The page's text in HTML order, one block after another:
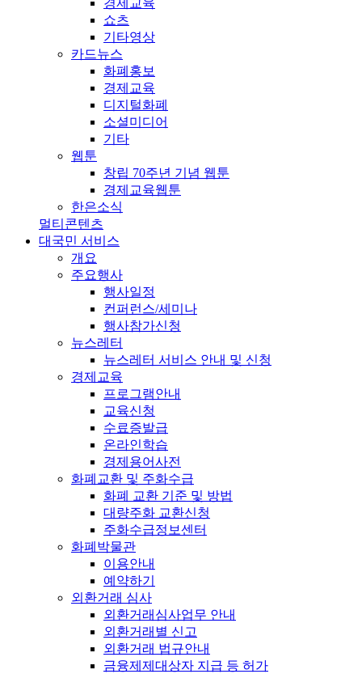
쇼츠
기타영상
카드뉴스
화폐홍보
경제교육
디지털화폐
소셜미디어
기타
웹툰
창립 70주년 기념 웹툰
경제교육웹툰
한은소식
멀티콘텐츠
대국민 서비스
개요
주요행사
행사일정
컨퍼런스/세미나
행사참가신청
뉴스레터
뉴스레터 서비스 안내 및 신청
경제교육
프로그램안내
교육신청
수료증발급
온라인학습
경제용어사전
화폐교환 및 주화수급
화폐 교환 기준 및 방법
대량주화 교환신청
주화수급정보센터
화폐박물관
이용안내
예약하기
외환거래 심사
외환거래심사업무 안내
외환거래별 신고
외환거래 법규안내
금융제제대상자 지급 등 허가